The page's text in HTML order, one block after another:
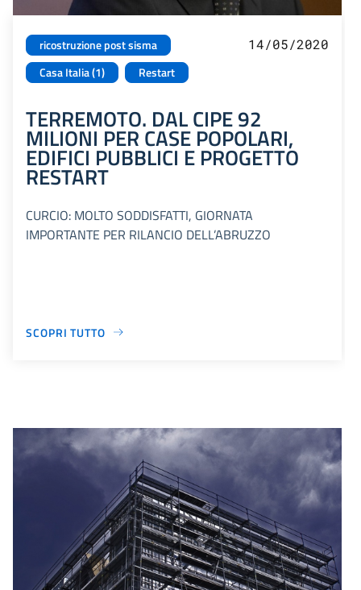
ricostruzione post sisma
Casa Italia (1)
Restart
14/05/2020
TERREMOTO. DAL CIPE 92
MILIONI PER CASE POPOLARI,
EDIFICI PUBBLICI E PROGETTO
RESTART
CURCIO: MOLTO SODDISFATTI, GIORNATA
IMPORTANTE PER RILANCIO DELL’ABRUZZO
SCOPRI TUTTO